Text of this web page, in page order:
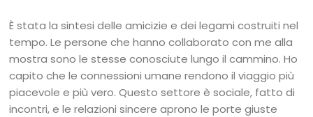
È stata la sintesi delle amicizie e dei legami costruiti nel
tempo. Le persone che hanno collaborato con me alla
mostra sono le stesse conosciute lungo il cammino. Ho
capito che le connessioni umane rendono il viaggio più
piacevole e più vero. Questo settore è sociale, fatto di
incontri, e le relazioni sincere aprono le porte giuste